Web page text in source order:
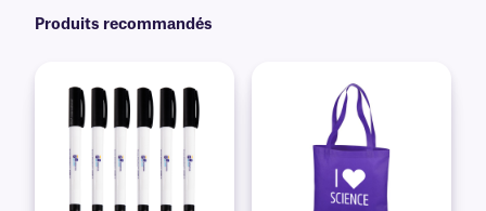
Produits recommandés